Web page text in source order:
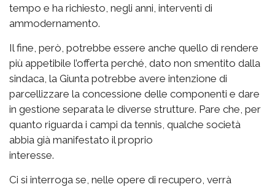
tempo e ha richiesto, negli anni, interventi di
ammodernamento.
Il fine, però, potrebbe essere anche quello di rendere
più appetibile l’offerta perché, dato non smentito dalla
sindaca, la Giunta potrebbe avere intenzione di
parcellizzare la concessione delle componenti e dare
in gestione separata le diverse strutture. Pare che, per
quanto riguarda i campi da tennis, qualche società
abbia già manifestato il proprio
interesse.
Ci si interroga se, nelle opere di recupero, verrà